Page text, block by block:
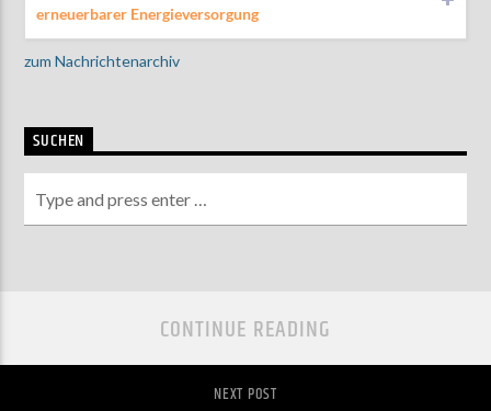
erneuerbarer Energieversorgung
zum Nachrichtenarchiv
SUCHEN
CONTINUE READING
NEXT POST